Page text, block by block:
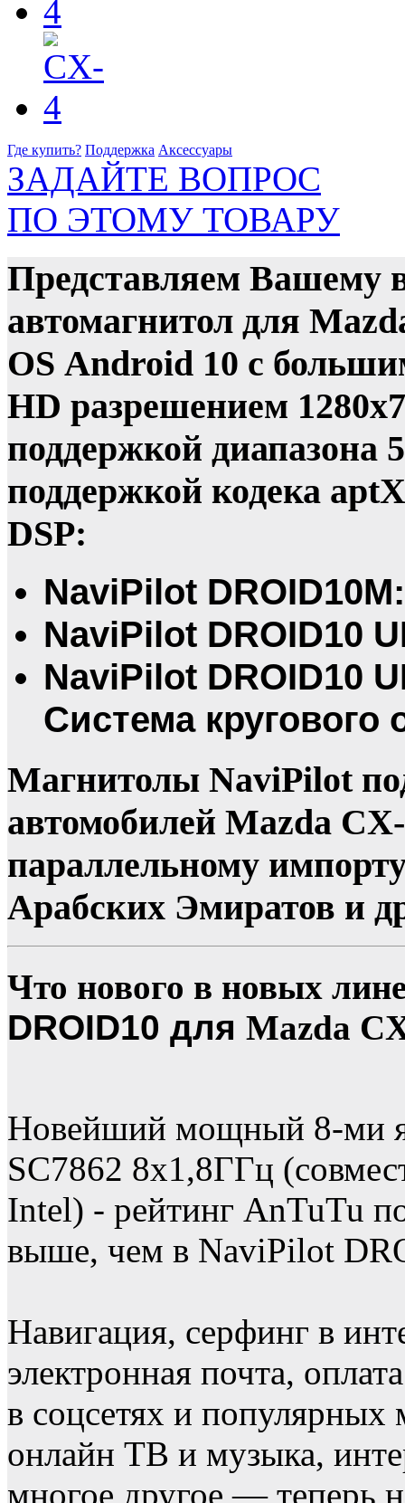
Где купить? Поддержка Аксессуары
ЗАДАЙТЕ ВОПРОС
ПО ЭТОМУ ТОВАРУ
Представляем Вашему
автомагнитол для
OS Android 10 с
HD разрешением
поддержкой диапазона
поддержкой кодека
DSP:
NaviPilot
NaviPilot DROID10
NaviPilot DROID10
Система кругового
Магнитолы NaviPilot
автомобилей Mazda
параллельному
Арабских Эмиратов и
Что нового в новых
DROID10 для Mazda
Новейший мощный 8-ми
SC7862 8х1,8ГГц
Intel) - рейтинг AnTuTu
выше, чем в NaviPilot
Навигация, серфинг в
электронная почта,
в соцсетях и
онлайн ТВ и музыка,
многое другое — теперь